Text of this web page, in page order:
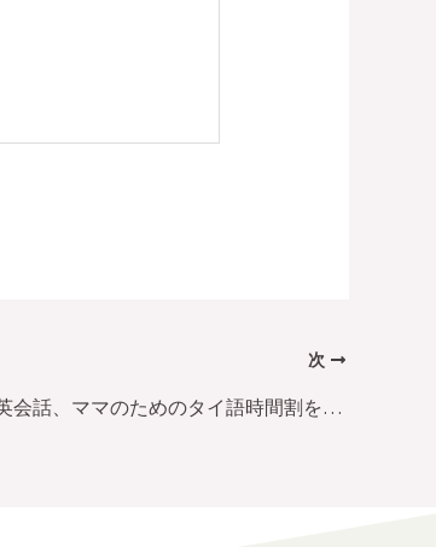
次
2016年7月分のトピック英会話、ママのためのタイ語時間割を更新しました。